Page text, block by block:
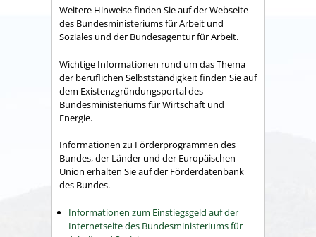
Weitere Hinweise finden Sie auf der Webseite
des Bundesministeriums für Arbeit und
Soziales und der Bundesagentur für Arbeit.
Wichtige Informationen rund um das Thema
der beruflichen Selbstständigkeit finden Sie auf
dem Existenzgründungsportal des
Bundesministeriums für Wirtschaft und
Energie.
Informationen zu Förderprogrammen des
Bundes, der Länder und der Europäischen
Union erhalten Sie auf der Förderdatenbank
des Bundes.
Informationen zum Einstiegsgeld auf der
Internetseite des Bundesministeriums für